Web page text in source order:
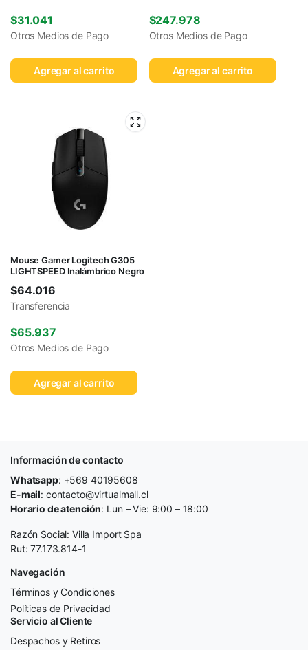
$31.041
Otros Medios de Pago
Agregar al carrito
$247.978
Otros Medios de Pago
Agregar al carrito
Mouse Gamer Logitech G305
LIGHTSPEED Inalámbrico Negro
$64.016
Transferencia
$65.937
Otros Medios de Pago
Agregar al carrito
Información de contacto
Whatsapp: +569 40195608
E-mail: contacto@virtualmall.cl
Horario de atención: Lun – Vie: 9:00 – 18:00
Razón Social: Villa Import Spa
Rut: 77.173.814-1
Navegación
Términos y Condiciones
Políticas de Privacidad
Servicio al Cliente
Despachos y Retiros